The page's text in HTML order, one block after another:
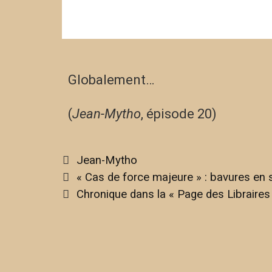
Globalement…
(Jean-Mytho, épisode 20)
Jean-Mytho
« Cas de force majeure » : bavures en
Chronique dans la « Page des Libraires